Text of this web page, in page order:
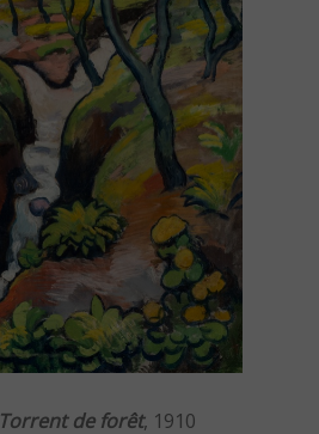
Torrent de forêt, 1910